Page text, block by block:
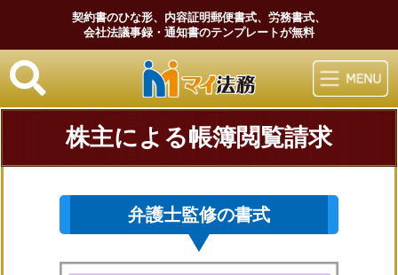
契約書のひな形、内容証明郵便書式、労務書式、
会社法議事録・通知書のテンプレートが無料
マイ法務
株主による帳簿閲覧請求
弁護士監修の書式